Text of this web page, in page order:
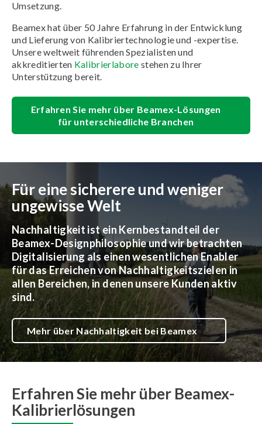
Umsetzung.
Beamex hat über 50 Jahre Erfahrung in der Entwicklung
und Lieferung von Kalibriertechnologie und -expertise.
Unsere weltweit führenden Spezialisten und
akkreditierten Kalibrierlabore stehen zu Ihrer
Unterstützung bereit.
Erfahren Sie mehr über Beamex-Lösungen
für unterschiedliche Branchen
Für eine sicherere und weniger
ungewisse Welt
Nachhaltigkeit ist ein Kernbestandteil der
Beamex-Designphilosophie und wir betrachten
Digitalisierung als einen wesentlichen Enabler
für das Erreichen von Nachhaltigkeitszielen in
allen Bereichen, in denen unsere Kunden aktiv
sind.
Mehr über Nachhaltigkeit bei Beamex
Erfahren Sie mehr über Beamex-
Kalibrierlösungen